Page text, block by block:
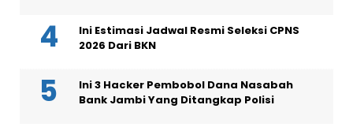
Ini Estimasi Jadwal Resmi Seleksi CPNS
2026 Dari BKN
Ini 3 Hacker Pembobol Dana Nasabah
Bank Jambi Yang Ditangkap Polisi